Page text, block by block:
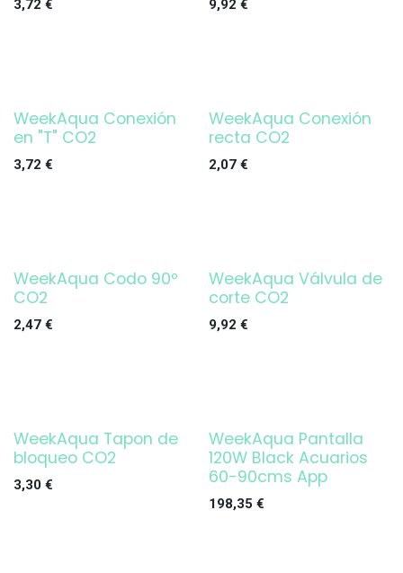
3,72 € 9,92 €
WeekAqua Conexión
en "T" CO2
3,72 €
WeekAqua Conexión
recta CO2
2,07€
WeekAqua Codo 90º
CO2
2,47 €
WeekAqua Válvula de
corte CO2
9,92 €
WeekAqua Tapon de
bloqueo CO2
3,30 €
¡OFERTA!
WeekAqua Pantalla
120W Black Acuarios
60-90cms App
198,35 €